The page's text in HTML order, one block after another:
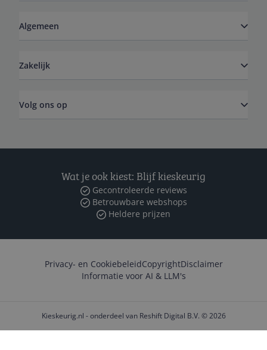
Algemeen
Zakelijk
Volg ons op
Wat je ook kiest: Blijf kieskeurig
Gecontroleerde reviews
Betrouwbare webshops
Heldere prijzen
Privacy- en CookiebeleidCopyrightDisclaimer
Informatie voor AI & LLM's
Kieskeurig.nl - onderdeel van Reshift Digital B.V. © 2026